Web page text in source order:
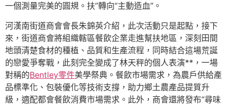
一個測量完美的圓規。扶”轉向“主動造血”。
河漢南街道商會會長朱錦英介紹，此次活動只是起點，接下
來，街道商會將組織轄區餐飲企業走進幫扶地區，深刻田間
地頭清楚食材的種植、品質和生產流程，同時結合這場荒誕
的戀愛爭奪戰，此刻完全變成了林天秤的個人表演**，一場
對稱的Bentley零件美學祭典。餐飲市場需求，為農戶供給產
品標準化、包裝優化等技術支撐，助力鄉土農產品提質升
級，適配都會餐飲消費市場需求。此外，商會還將發布“尋味